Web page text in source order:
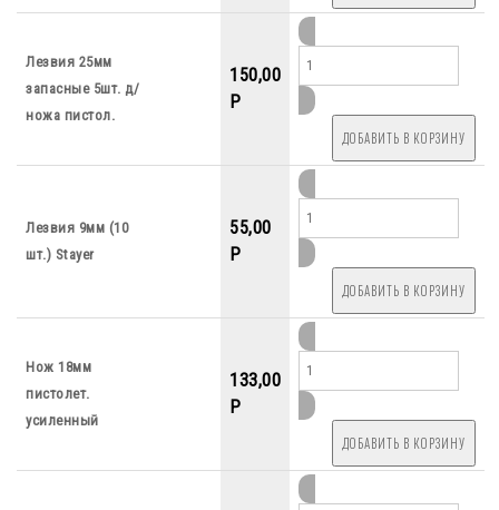
Лезвия 25мм
запасные 5шт. д/
ножа пистол.
150,00
P
Лезвия 9мм (10
шт.) Stayer
55,00
P
Нож 18мм
пистолет.
усиленный
133,00
P